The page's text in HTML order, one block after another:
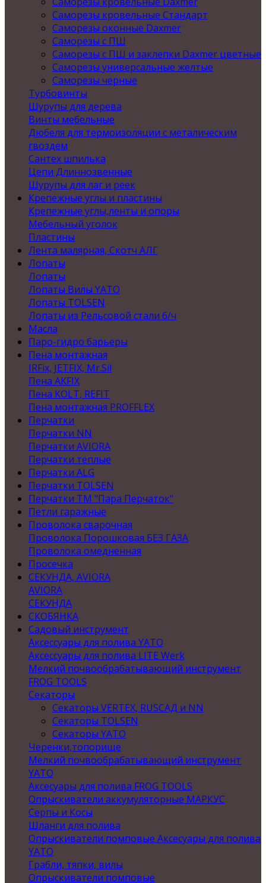
Саморезы кровельные Стандарт
Саморезы оконные Daxmer
Саморезы с ПШ
Саморезы с ПШ и заклепки Daxmer цветные
Саморезы универсальные желтые
Саморезы черные
Турбовинты
Шурупы для дерева
Винты мебельные
Дюбеля для термоизоляции с металическим
гвоздем
Сантех шпилька
Цепи Длиннозвенные
Шурупы для лаг и реек
Крепежные углы и пластины
Крепежные углы,ленты и опоры
Мебельный уголок
Пластины
Лента малярная, Скотч АЛГ
Лопаты
Лопаты
Лопаты Вилы YATO
Лопаты TOLSEN
Лопаты из Рельсовой стали б/ч
Масла
Паро-гидро барьеры
Пена монтажная
IRFix, JETFIX, Mr.Sil
Пена AKFIX
Пена KOLT, REFIT
Пена монтажная PROFFLEX
Перчатки
Перчатки NN
Перчатки AVIORA
Перчатки теплые
Перчатки ALG
Перчатки TOLSEN
Перчатки ТМ "Пара Перчаток"
Петли гаражные
Проволока сварочная
Проволока Порошковая БЕЗ ГАЗА
Проволока омедненная
Просечка
СЕКУНДА, AVIORA
AVIORA
СЕКУНДА
СКОБЯНКА
Садовый инструмент
Аксессуары для полива YATO
Аксессуары для полива LITE Werk
Мелкий почвообрабатывающий инструмент
FROG TOOLS
Секаторы
Секаторы VERTEX, RUSСАД и NN
Секаторы TOLSEN
Секаторы YATO
Черенки,топорище
Мелкий почвообрабатывающий инструмент
YATO
Аксесуары для полива FROG TOOLS
Опрыскиватели аккумуляторные МАРКУС
Серпы и Косы
Шланги для полива
Опрыскиватели помповые Аксесуары для полива
YATO
Грабли, тяпки, вилы
Опрыскиватели помповые